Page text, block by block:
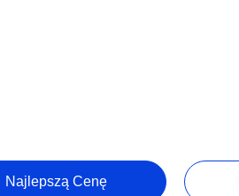
Najlepszą Cenę